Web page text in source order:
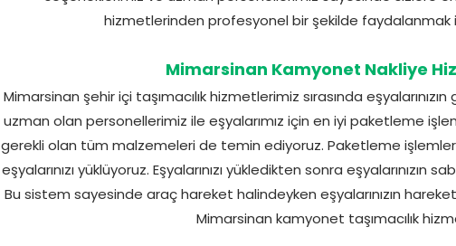
hizmetlerinden profesyonel bir şekilde faydalanmak
Mimarsinan Kamyonet Nakliye
Mimarsinan şehir içi taşımacılık hizmetlerimiz sırasında
uzman olan personellerimiz ile eşyalarımız için en iyi paketleme
gerekli olan tüm malzemeleri de temin ediyoruz. Paketleme
eşyalarınızı yüklüyoruz. Eşyalarınızı yükledikten sonra eşyalarınızın
Bu sistem sayesinde araç hareket halindeyken eşyalarınızın
Mimarsinan kamyonet taşımacılık